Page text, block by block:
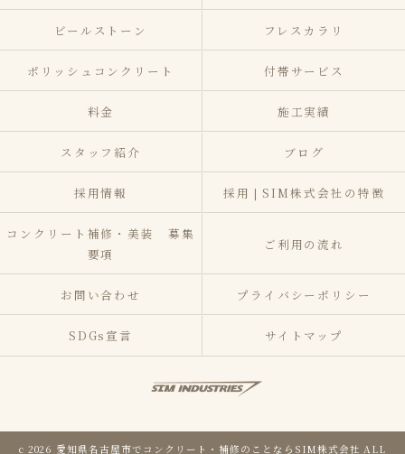
ビールストーン フレスカラリ
ポリッシュコンクリート 付帯サービス
料金 施工実績
スタッフ紹介 ブログ
採用情報 採用❘SIM株式会社の特徴
コンクリート補修・美装 募集
要項
ご利用の流れ
お問い合わせ プライバシーポリシー
SDGs宣言 サイトマップ
c 2026 愛知県名古屋市でコンクリート・補修のことならSIM株式会社 ALL